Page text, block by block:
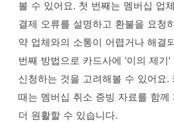
볼 수 있어요. 첫 번째는 멤버십 업
결제 오류를 설명하고 환불을 요청
약 업체와의 소통이 어렵거나 해결
번째 방법으로 카드사에 ‘이의 제기’
신청하는 것을 고려해볼 수 있어요.
때는 멤버십 취소 증빙 자료를 함께
더 원활할 수 있습니다.